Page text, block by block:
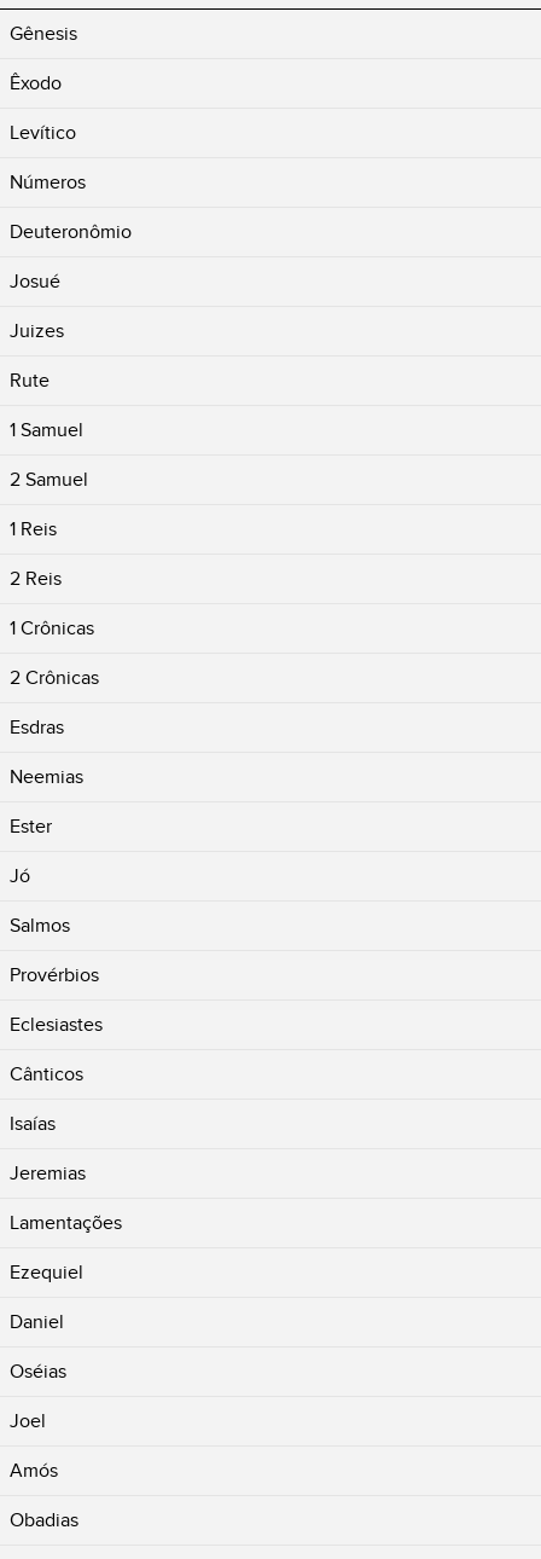
Gênesis
Êxodo
Levítico
Números
Deuteronômio
Josué
Juizes
Rute
1 Samuel
2 Samuel
1 Reis
2 Reis
1 Crônicas
2 Crônicas
Esdras
Neemias
Ester
Jó
Salmos
Provérbios
Eclesiastes
Cânticos
Isaías
Jeremias
Lamentações
Ezequiel
Daniel
Oséias
Joel
Amós
Obadias